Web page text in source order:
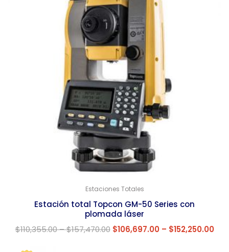
Estaciones Totales
Estación total Topcon GM-50 Series con
plomada láser
$110,355.00–$157,470.00 $106,697.00– $152,250.00